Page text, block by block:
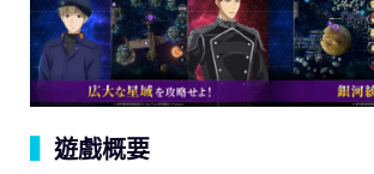
遊戲概要